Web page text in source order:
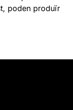
poden produïr